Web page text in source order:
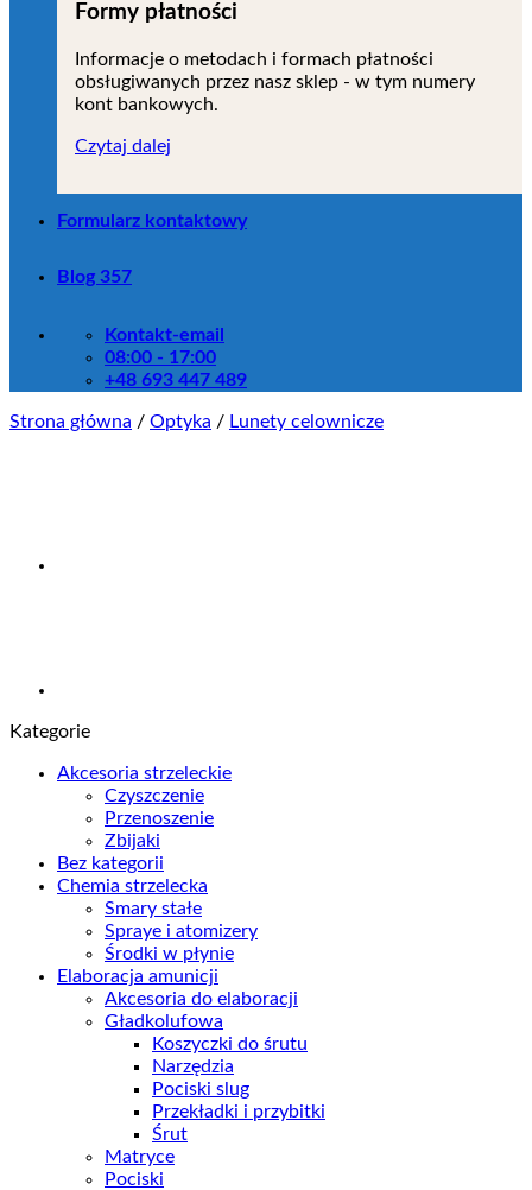
Formy płatności
Informacje o metodach i formach płatności
obsługiwanych przez nasz sklep - w tym numery
kont bankowych.
Czytaj dalej
Formularz kontaktowy
Blog 357
Kontakt-email
08:00 - 17:00
+48 693 447 489
Strona główna / Optyka / Lunety celownicze
Kategorie
Akcesoria strzeleckie
Czyszczenie
Przenoszenie
Zbijaki
Bez kategorii
Chemia strzelecka
Smary stałe
Spraye i atomizery
Środki w płynie
Elaboracja amunicji
Akcesoria do elaboracji
Gładkolufowa
Koszyczki do śrutu
Narzędzia
Pociski slug
Przekładki i przybitki
Śrut
Matryce
Pociski